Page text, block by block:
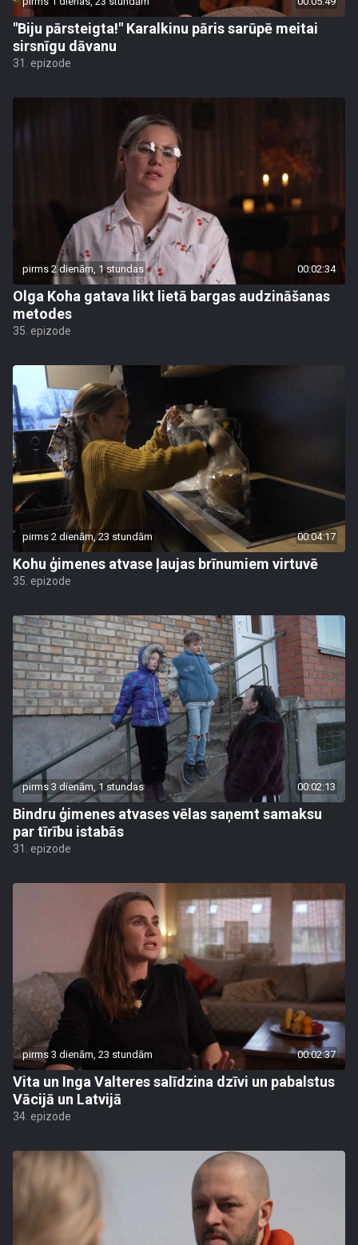
"Biju pārsteigta!" Karalkinu pāris sarūpē meitai
sirsnīgu dāvanu
31. epizode
pirms 2 dienām, 1 stundas 00:02:34
Olga Koha gatava likt lietā bargas audzināšanas
metodes
35. epizode
pirms 2 dienām, 23 stundām 00:04:17
Kohu ģimenes atvase ļaujas brīnumiem virtuvē
35. epizode
pirms 3 dienām, 1 stundas 00:02:13
Bindru ģimenes atvases vēlas saņemt samaksu
par tīrību istabās
31. epizode
pirms 3 dienām, 23 stundām 00:02:37
Vita un Inga Valteres salīdzina dzīvi un pabalstus
Vācijā un Latvijā
34. epizode